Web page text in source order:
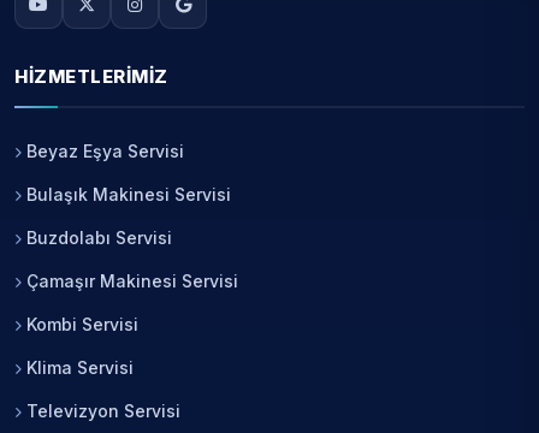
HIZMETLERIMIZ
Beyaz Eşya Servisi
Bulaşık Makinesi Servisi
Buzdolabı Servisi
Çamaşır Makinesi Servisi
Kombi Servisi
Klima Servisi
Televizyon Servisi